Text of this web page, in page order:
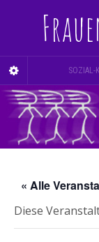
SOZIAL-
« Alle
Diese